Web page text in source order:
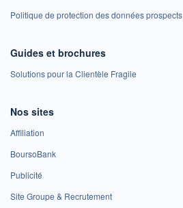
Politique de protection des données prospects
Guides et brochures
Solutions pour la Clientèle Fragile
Nos sites
Affiliation
BoursoBank
Publicité
Site Groupe & Recrutement